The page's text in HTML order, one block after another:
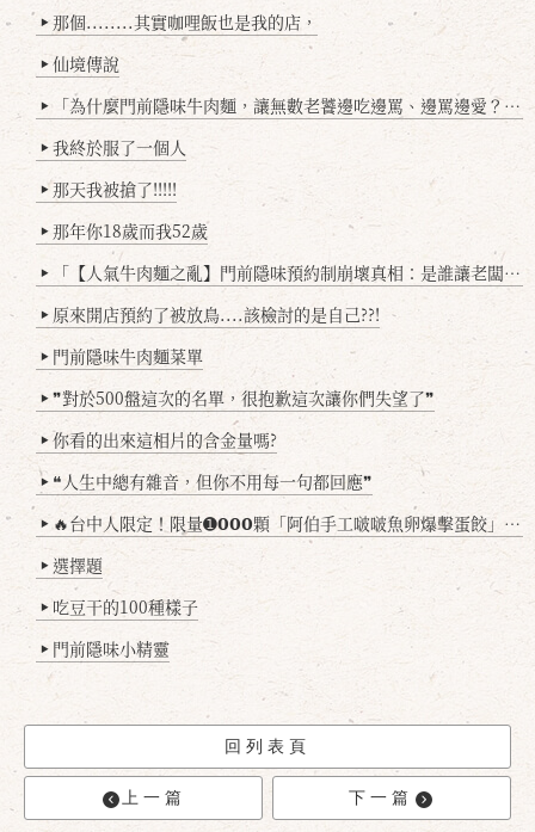
▶ 那個........其實咖哩飯也是我的店，
▶ 仙境傳說
▶ 「為什麼門前隱味牛肉麵，讓無數老饕邊吃邊罵、邊罵邊愛？小辣雞揭密！」
▶ 我終於服了一個人
▶ 那天我被搶了!!!!!
▶ 那年你18歲而我52歲
▶ 「【人氣牛肉麵之亂】門前隱味預約制崩壞真相：是誰讓老闆心灰意冷？」
▶ 原來開店預約了被放鳥....該檢討的是自己??!
▶ 門前隱味牛肉麵菜單
▶ ❞對於500盤這次的名單，很抱歉這次讓你們失望了❞
▶ 你看的出來這相片的含金量嗎?
▶ ❝人生中總有雜音，但你不用每一句都回應❞
▶ 🔥台中人限定！限量➊𝟬𝟬𝟬顆「阿伯手工啵啵魚卵爆擊蛋餃」台北已被搶爆2萬顆，最後名額門前隱味只留給你！🥟💥
▶ 選擇題
▶ 吃豆干的100種樣子
▶ 門前隱味小精靈
回列表頁
上一篇 下一篇